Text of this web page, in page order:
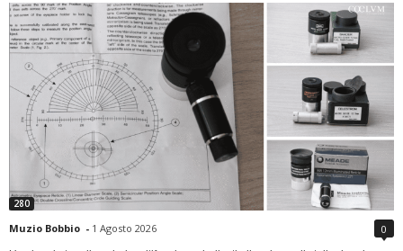
280
Muzio Bobbio - 1 Agosto 2026 0